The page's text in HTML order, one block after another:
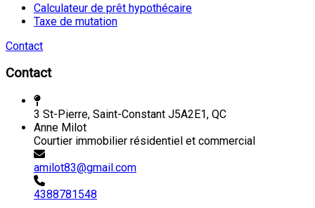
Calculateur de prêt hypothécaire
Taxe de mutation
Contact
Contact
3 St-Pierre, Saint-Constant J5A2E1, QC
Anne Milot
Courtier immobilier résidentiel et commercial
amilot83@gmail.com
4388781548